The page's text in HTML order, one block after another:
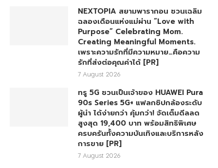
NEXTOPIA สยามพารากอน ชวนเฉลิม
ฉลองเดือนแห่งแม่ผ่าน “Love with
Purpose” Celebrating Mom.
Creating Meaningful Moments.
เพราะความรักที่มีความหมาย…คือความ
รักที่ส่งต่อคุณค่าได้ [PR]
7 August 2026
ทรู 5G ชวนเป็นเจ้าของ HUAWEI Pura
90s Series 5G+ แฟลกชิปกล้องระดับ
ผู้นำ ได้ง่ายกว่า คุ้มกว่า! จัดเต็มดีลลด
สูงสุด 19,400 บาท พร้อมสิทธิพิเศษ
ครบครันทั้งความบันเทิงและบริการหลัง
การขาย [PR]
7 August 2026